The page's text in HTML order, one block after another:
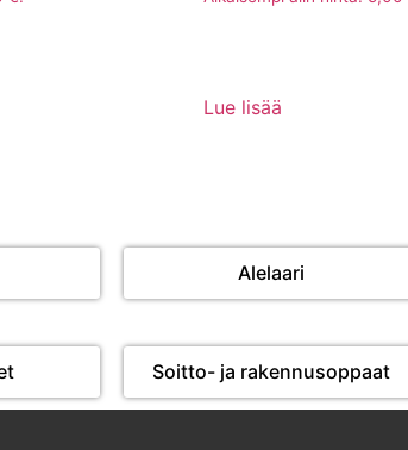
Lue lisää
Alelaari
Soitto- ja rakennusoppaat